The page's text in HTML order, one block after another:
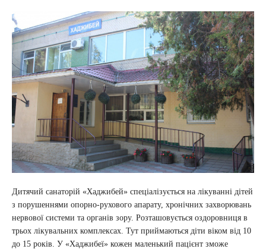
Дитячий санаторій «Хаджибей» спеціалізується на лікуванні дітей
з порушеннями опорно-рухового апарату, хронічних захворювань
нервової системи та органів зору. Розташовується оздоровниця в
трьох лікувальних комплексах. Тут приймаються діти віком від 10
до 15 років. У «Хаджибеї» кожен маленький пацієнт зможе